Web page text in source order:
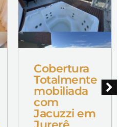
Cobertura
Totalmente
mobiliada
com
Jacuzzi em